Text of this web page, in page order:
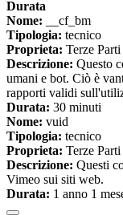
Durata
Nome: __cf_bm
Tipologia: tecnico
Proprieta: Terze Parti
Descrizione: Questo
umani e bot. Ciò è
rapporti validi
Durata: 30 minuti
Nome: vuid
Tipologia: tecnico
Proprieta: Terze Parti
Descrizione: Questi
Vimeo sui siti web.
Durata: 1 anno 1